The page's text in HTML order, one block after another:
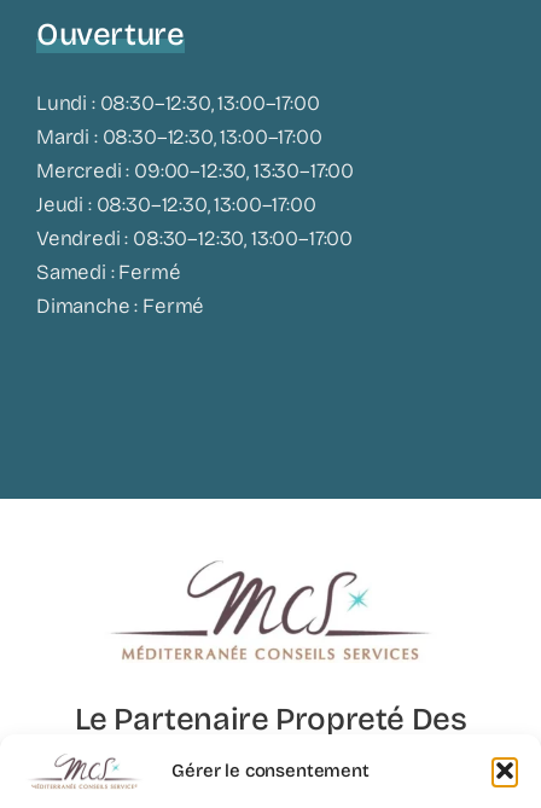
Gérer le consentement
Ouverture
Lundi : 08:30–12:30, 13:00–17:00
Mardi : 08:30–12:30, 13:00–17:00
Mercredi : 09:00–12:30, 13:30–17:00
Jeudi : 08:30–12:30, 13:00–17:00
Vendredi : 08:30–12:30, 13:00–17:00
Samedi : Fermé
Dimanche : Fermé
Le Partenaire Propreté Des
Lieux D’exception